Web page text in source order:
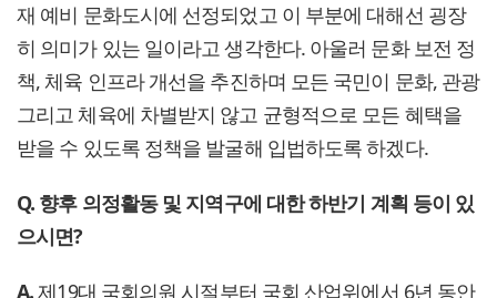
재 예비 문화도시에 선정되었고 이 부분에 대해선 굉장
히 의미가 있는 일이라고 생각한다. 아울러 문화 보전 정
책, 체육 인프라 개선을 추진하며 모든 국민이 문화, 관광
그리고 체육에 차별받지 않고 균형적으로 모든 혜택을
받을 수 있도록 정책을 발굴해 입법하도록 하겠다.
Q. 향후 의정활동 및 지역구에 대한 하반기 계획 등이 있
으시면?
A.제19대 국회의원 시절부터 국회 산업위에서 6년 동안